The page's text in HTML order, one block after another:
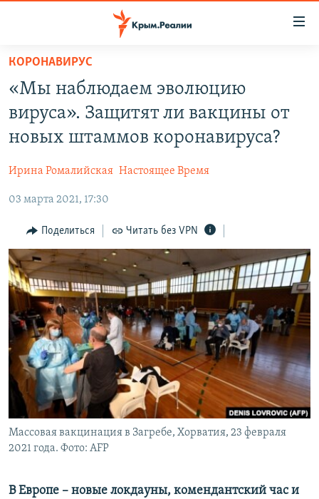
Вернуться
основному
содержанию
Вернутся
главной
навигации
Вернутся
поиску
11 ЛЕТ ОККУПАЦИИ КРЫМА. 11 ИСТОРИЙ СОПРОТИВЛЕНИЯ
ВОДА
ЕЩЕ
ИНТЕРАКТИВ
ИНФОГРАФИКА
ТЕЛЕПРОЕКТ КРЫМ.РЕАЛИИ
СОВЕТЫ ПРАВОЗАЩИТНИКОВ
ПРОПАВШИЕ БЕЗ ВЕСТИ
ПОБЕДИТЕЛЕЙ НЕ СУДЯТ?
КРЫМ.НЕПОКОРЕННЫЙ
ELIFBE
УКРАИНСКАЯ ПРОБЛЕМА КРЫМА
РАДІО СВОБОДА
КАК ОБОЙТИ БЛОКИРОВКУ
Українською
Qırımtatar
ПРИСОЕДИНЯЙТЕСЬ!
Все сайты RFE/RL
КОРОНАВИРУС
«Мы наблюдаем эволюцию
вируса». Защитят ли вакцины от
новых штаммов коронавируса?
Ирина Ромалийская Настоящее Время
03 марта 2021, 17:30
Поделиться Читать без VPN
Массовая вакцинация в Загребе, Хорватия, 23 февраля
2021 года. Фото: AFP
В Европе – новые локдауны, комендантский час и